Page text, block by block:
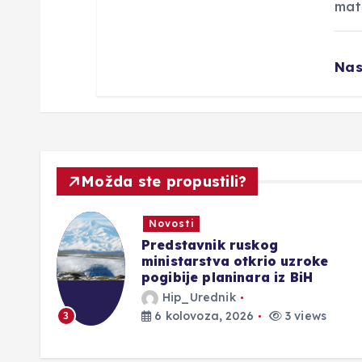
Možda ste propustili?
3
Novosti
Predstavnik ruskog
ministarstva otkrio uzroke
pogibije planinara iz BiH
Hip_Urednik
6 kolovoza, 2026
3 views